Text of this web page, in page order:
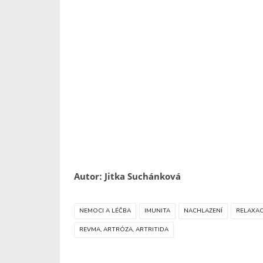
Autor: Jitka Suchánková
NEMOCI A LÉČBA IMUNITA NACHLAZENÍ
REVMA, ARTRÓZA, ARTRITIDA